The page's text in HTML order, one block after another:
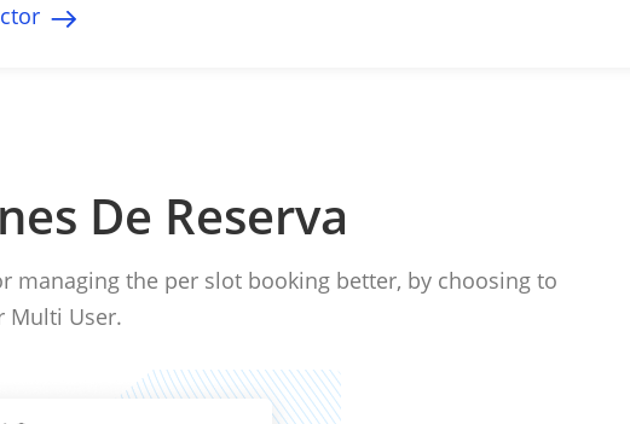
De Reserva
managing the per slot booking better, by choosing to
Multi User.